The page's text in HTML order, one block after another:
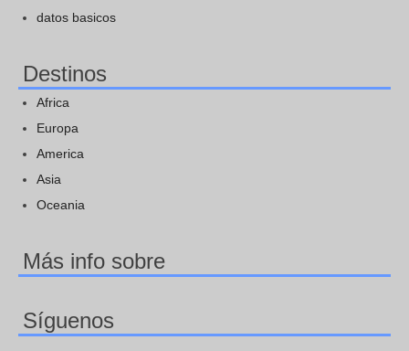
datos basicos
Destinos
Africa
Europa
America
Asia
Oceania
Más info sobre
Síguenos